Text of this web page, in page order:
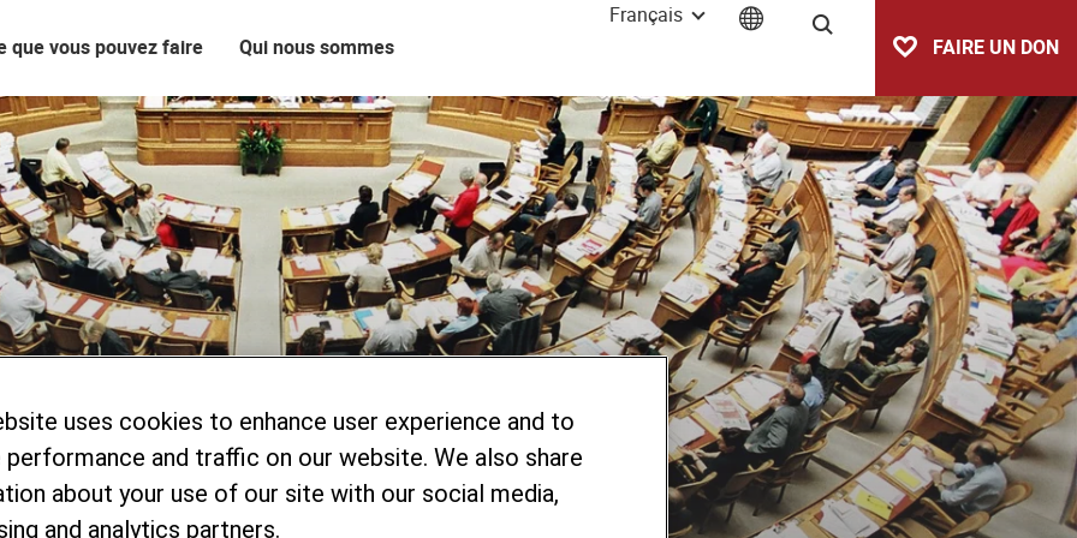
que vous pouvez faire Qui nous sommes
Français
Recherche
FAIRE UN DON
uses cookies to enhance user experience and to
performance and traffic on our website. We also share
about your use of our site with our social media,
and analytics partners.